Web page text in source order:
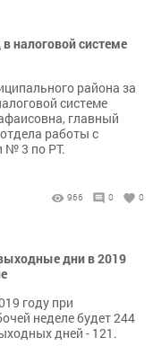
налоговой системе
района за
системе
главный
работы с
№ 3 по РТ.
966 0 0
дни в 2019
году при
неделе будет 244
дней - 121.